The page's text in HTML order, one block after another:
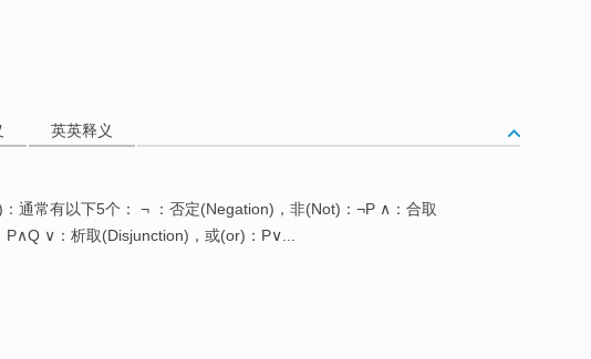
英英释义
通常有以下5个： ¬ ：否定(Negation)，非(Not)：¬P ∧：合取
∨：析取(Disjunction)，或(or)：P∨...